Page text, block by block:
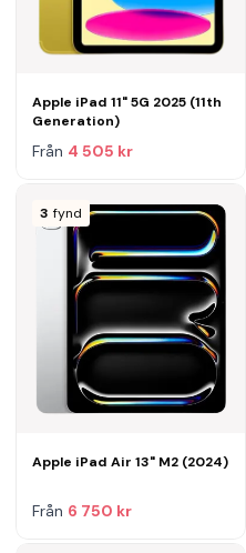
Apple iPad 11" 5G 2025 (11th
Generation)
Från 4 505 kr
3 fynd
Apple iPad Air 13" M2 (2024)
Från 6 750 kr